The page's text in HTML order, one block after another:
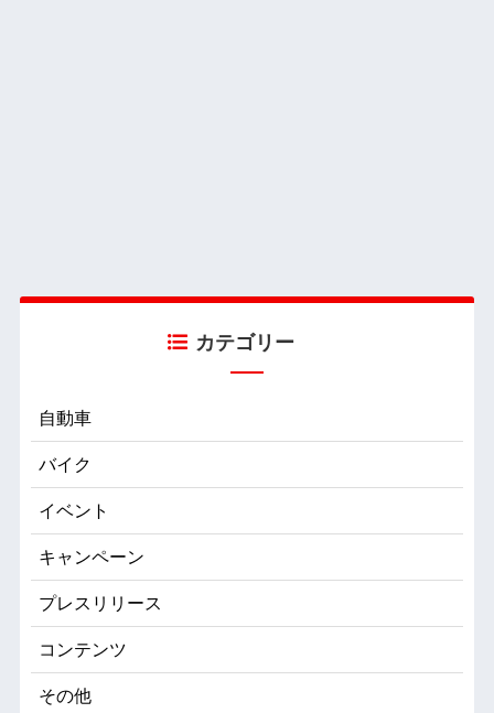
カテゴリー
自動車
バイク
イベント
キャンペーン
プレスリリース
コンテンツ
その他